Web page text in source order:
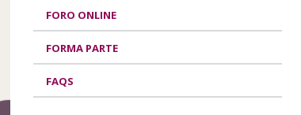
FORO ONLINE
FORMA PARTE
FAQS